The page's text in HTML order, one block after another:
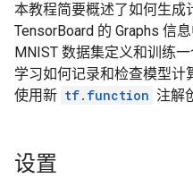
本教程简要概述了如何生成
TensorBoard 的 Graphs 信
MNIST 数据集定义和训练
学习如何记录和检查模型计
使用新 tf.function 注解
设置